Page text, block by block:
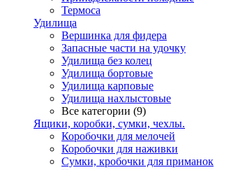
Термоса
Удилища
Вершинка для фидера
Запасные части на удочку
Удилища без колец
Удилища бортовые
Удилища карповые
Удилища нахлыстовые
Все категории (9)
Ящики, коробки, сумки, чехлы.
Коробочки для мелочей
Коробочки для наживки
Сумки, кробочки для приманок